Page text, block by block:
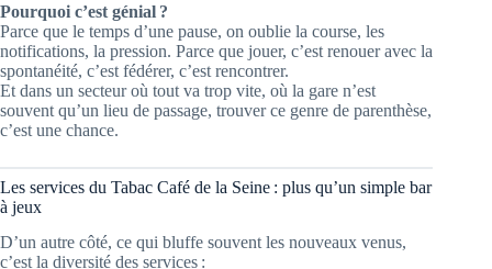
Pourquoi c’est génial ?
Parce que le temps d’une pause, on oublie la course, les
notifications, la pression. Parce que jouer, c’est renouer avec la
spontanéité, c’est fédérer, c’est rencontrer.
Et dans un secteur où tout va trop vite, où la gare n’est
souvent qu’un lieu de passage, trouver ce genre de parenthèse,
c’est une chance.
Les services du Tabac Café de la Seine : plus qu’un simple bar
à jeux
D’un autre côté, ce qui bluffe souvent les nouveaux venus,
c’est la diversité des services :